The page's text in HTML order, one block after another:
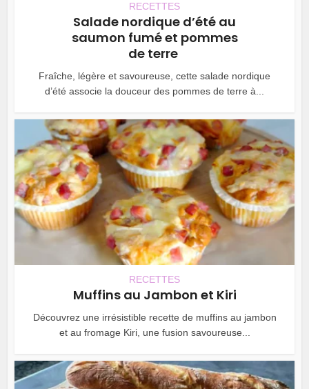
RECETTES
Salade nordique d’été au
saumon fumé et pommes
de terre
Fraîche, légère et savoureuse, cette salade nordique
d’été associe la douceur des pommes de terre à...
RECETTES
Muffins au Jambon et Kiri
Découvrez une irrésistible recette de muffins au jambon
et au fromage Kiri, une fusion savoureuse...